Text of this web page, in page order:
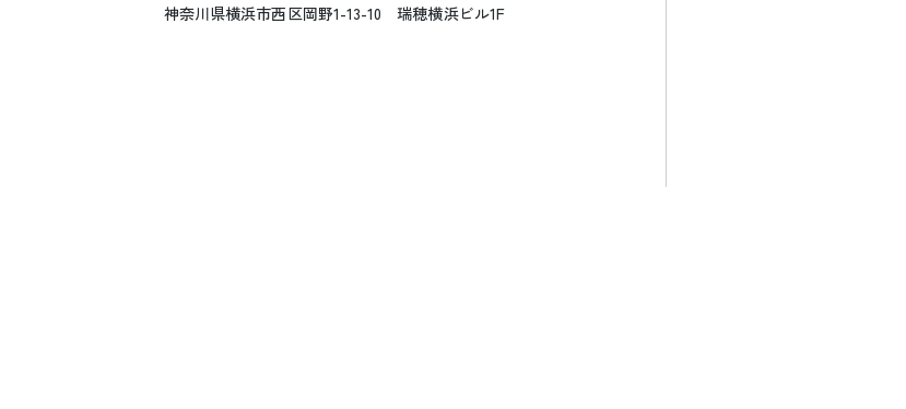
神奈川県横浜市西区岡野1-13-10 瑞穂横浜ビル1F